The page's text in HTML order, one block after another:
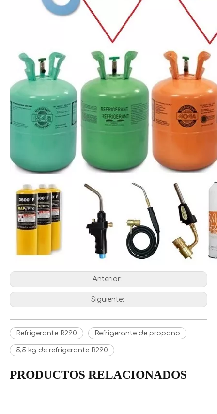
Anterior:
Siguiente:
Refrigerante R290 Refrigerante de propano
5,5 kg de refrigerante R290
PRODUCTOS RELACIONADOS
R134A Refrigerante Gas Precio al por mayor para la venta a Europa Precio al por mayor R134A Gas refrigerante para Europa en cilindro recargable de 12 kg